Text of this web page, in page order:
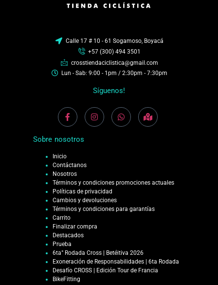
Calle 17 # 10 - 61 Sogamoso, Boyacá
+57 (300) 494 3501
crosstiendaciclistica@gmail.com
Lun - Sab: 9:00 - 1pm / 2:30pm - 7:30pm
Síguenos!
Sobre nosotros
Inicio
Contáctanos
Nosotros
Términos y condiciones promociones actuales
Políticas de privacidad
Cambios y devoluciones
Términos y condiciones para garantías
Carrito
Finalizar compra
Destacados
Prueba
6ta° Rodada Cross | Betéitiva 2026
Exoneración de Responsabilidades | 6ta Rodada
Desafío CROSS | Edición Tour de Francia
BikeFitting